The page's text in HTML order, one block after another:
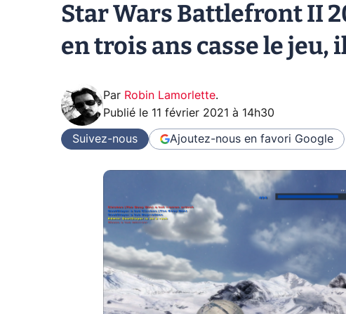
Star Wars Battlefront II
en trois ans casse le
Par Robin Lamorlette.
Publié le 11 février 2021 à 14h30
Suivez-nous Ajoutez-nous en favori Google